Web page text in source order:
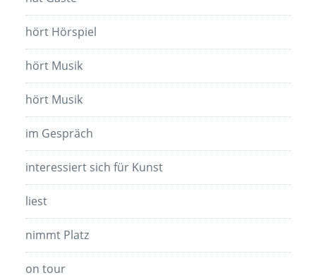
hört Hörspiel
hört Musik
hört Musik
im Gespräch
interessiert sich für Kunst
liest
nimmt Platz
on tour